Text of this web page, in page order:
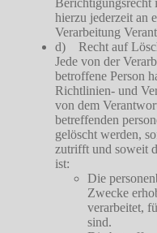
hierzu jederzeit an
Verarbeitung
d) Recht auf
Jede von der
betroffene Person
Richtlinien- und
von dem
betreffenden
gelöscht werden,
zutrifft und soweit
ist:
Die
Zwecke
verarbeitet,
sind.